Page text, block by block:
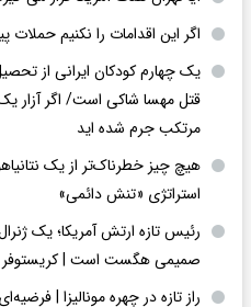
اگر این اقدامات را نکنیم
یک چهارم کودکان ایرانی از
قتل مهسا شاکی است/ اگر آزار
مرتکب جرم شده اید
هیچ چیز خطرناک‌تر از یک
استراتژی «تنش دائمی»
رئیس تازه ارتش آمریکا؛ یک
صمیمی هگست است | کریستوفر
راز تازه در چهره مونالیزا |